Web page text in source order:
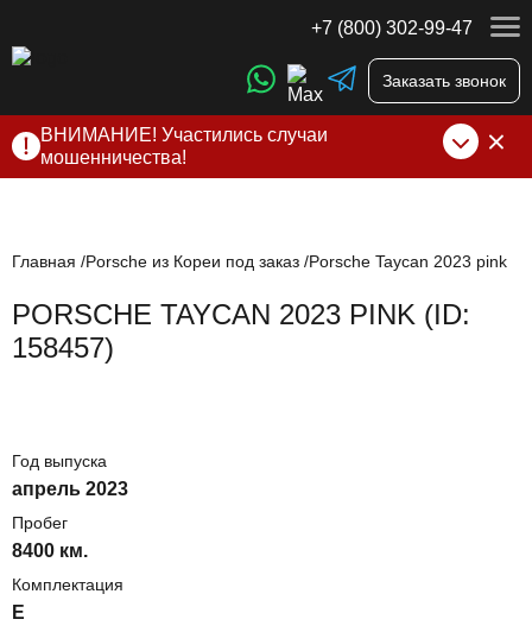
+7 (800) 302-99-47
Заказать звонок
ВНИМАНИЕ! Участились случаи
мошенничества!
нами по официальным контактам, указанным в соц сетях
Главная Porsche из Кореи под заказ Porsche Taycan 2023 pink
PORSCHE TAYCAN 2023 PINK (ID:
158457)
Год выпуска
апрель 2023
Пробег
8400 км.
Комплектация
E